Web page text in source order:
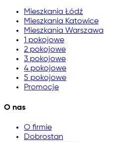
Mieszkania Łódź
Mieszkania Katowice
Mieszkania Warszawa
1 pokojowe
2 pokojowe
3 pokojowe
4 pokojowe
5 pokojowe
Promocje
O nas
O firmie
Dobrostan